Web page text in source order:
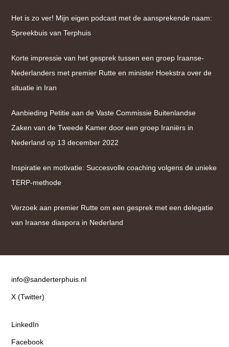
Het is zo ver! Mijn eigen podcast met de aansprekende naam:
Spreekbuis van Terphuis
Korte impressie van het gesprek tussen een groep Iraanse-
Nederlanders met premier Rutte en minister Hoekstra over de
situatie in Iran
Aanbieding Petitie aan de Vaste Commissie Buitenlandse
Zaken van de Tweede Kamer door een groep Iraniërs in
Nederland op 13 december 2022
Inspiratie en motivatie: Succesvolle coaching volgens de unieke
TERP-methode
Verzoek aan premier Rutte om een gesprek met een delegatie
van Iraanse diaspora in Nederland
Contact
info@sanderterphuis.nl
X (Twitter)
LinkedIn
Facebook